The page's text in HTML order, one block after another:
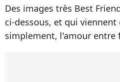
Des images très Best
ci-dessous, et qui viennent
simplement, l'amour entre